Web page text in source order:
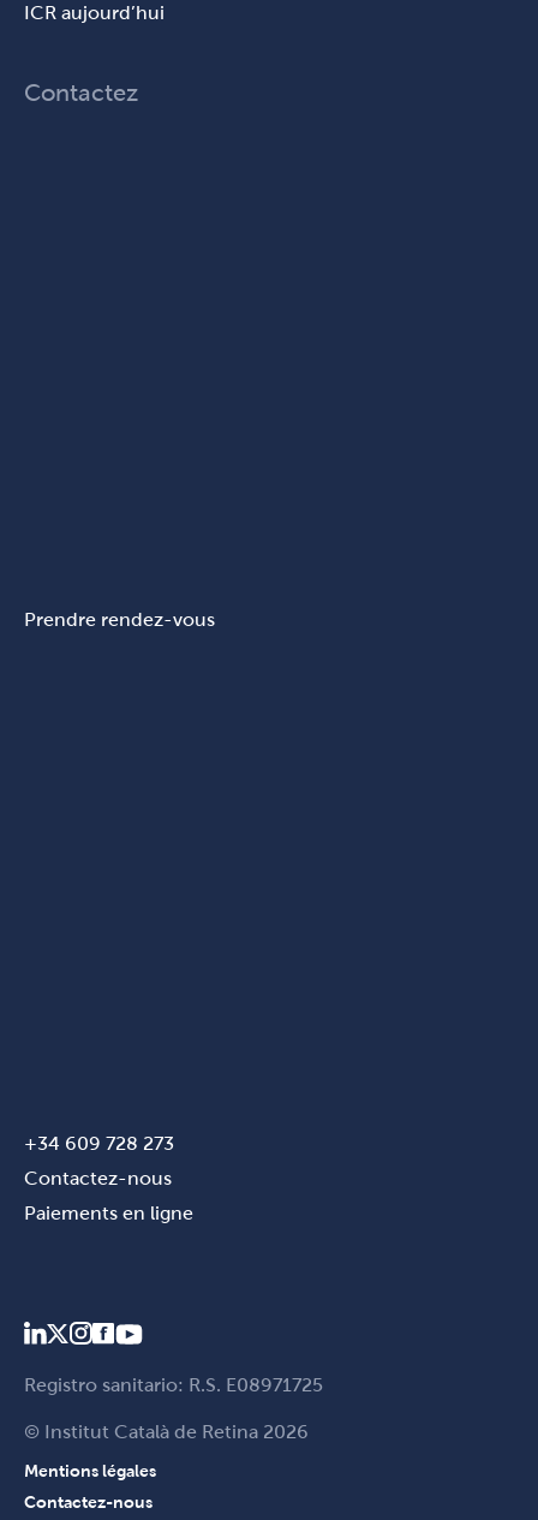
ICR aujourd’hui
Contactez
Prendre rendez-vous
+34 609 728 273
Contactez-nous
Paiements en ligne
Registro sanitario: R.S. E08971725
© Institut Català de Retina 2026
Mentions légales
Contactez-nous